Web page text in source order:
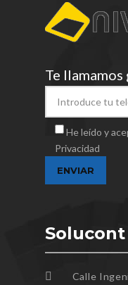
Te llamamos
He leído y
Privacidad
Solucont
Calle